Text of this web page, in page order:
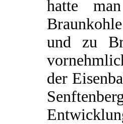
hatte
und zu
der